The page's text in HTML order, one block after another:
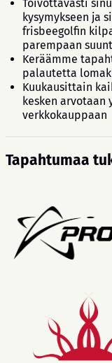
Toivottavasti
kysymykseen ja
frisbeegolfin
parempaan
Keräämme
palautetta
Kuukausittain
kesken arvotaan
verkkokauppaan
Tapahtumaa